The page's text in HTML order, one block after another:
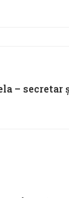
– secretar